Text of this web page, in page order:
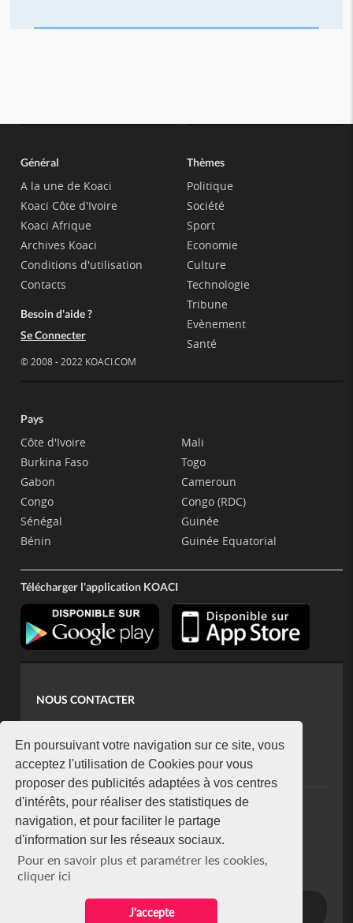
En poursuivant votre navigation sur ce site, vous
acceptez l'utilisation de Cookies pour vous
proposer des publicités adaptées à vos centres
d'intérêts, pour réaliser des statistiques de
navigation, et pour faciliter le partage
d'information sur les réseaux sociaux.
Pour en savoir plus et paramétrer les cookies,
cliquer ici
J'accepte
Général
A la une de Koaci
Koaci Côte d'Ivoire
Koaci Afrique
Archives Koaci
Conditions d'utilisation
Contacts
Besoin d'aide ?
Se Connecter
© 2008 - 2022 KOACI.COM
Thèmes
Politique
Société
Sport
Economie
Culture
Technologie
Tribune
Evènement
Santé
Pays
Côte d'Ivoire
Burkina Faso
Gabon
Congo
Sénégal
Bénin
Mali
Togo
Cameroun
Congo (RDC)
Guinée
Guinée Equatorial
Télécharger l'application KOACI
NOUS CONTACTER
koaci@yahoo.fr
+225 07 08 85 52 93
NEWSLETTER
Restez connecté via notre newsletter
S'abonner
Se désabonner